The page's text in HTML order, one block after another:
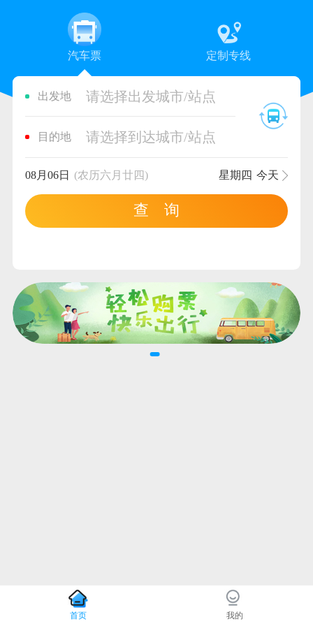
汽车票 定制专线
出发地 请选择出发城市/站点
目的地 请选择到达城市/站点
08月06日 (农历六月廿四) 星期四 今天
查 询
首页 我的